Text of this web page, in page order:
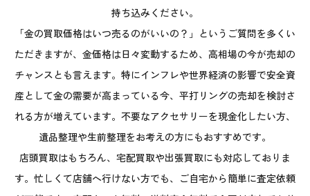
持ち込みください。
「金の買取価格はいつ売るのがいいの？」というご質問を多くい
ただきますが、金価格は日々変動するため、高相場の今が売却の
チャンスとも言えます。特にインフレや世界経済の影響で安全資
産として金の需要が高まっている今、平打リングの売却を検討さ
れる方が増えています。不要なアクセサリーを現金化したい方、
遺品整理や生前整理をお考えの方にもおすすめです。
店頭買取はもちろん、宅配買取や出張買取にも対応しておりま
す。忙しくて店舗へ行けない方でも、ご自宅から簡単に査定依頼